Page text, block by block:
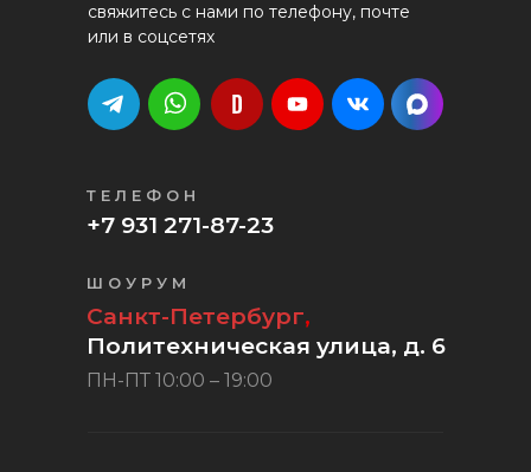
+7 931 271-87-23
свяжитесь с нами по телефону, почте
или в соцсетях
ТЕЛЕФОН
Санкт-Петербург,
Политехническая улица, д. 6
ШОУРУМ
ПН-ПТ 10:00 – 19:00